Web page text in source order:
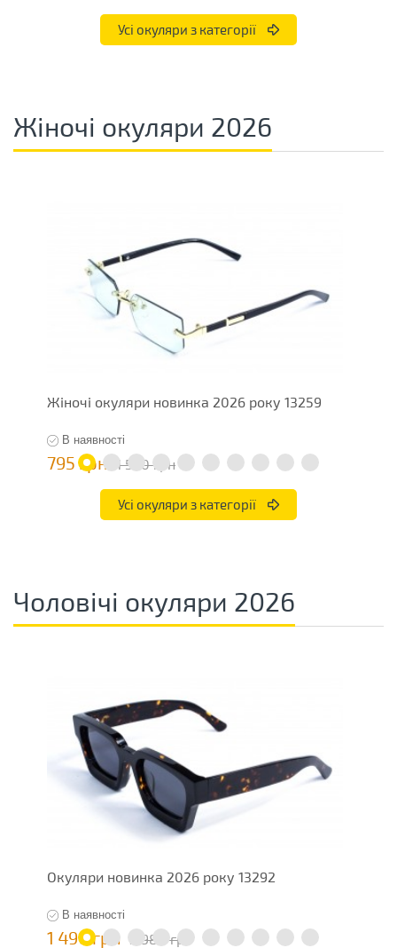
Усі окуляри з категорії
Жіночі окуляри 2026
Жіночі окуляри новинка 2026 року 13259
В наявності
795 грн 1 590 грн
Усі окуляри з категорії
Чоловічі окуляри 2026
Окуляри новинка 2026 року 13292
В наявності
1 490 грн 2 980 грн